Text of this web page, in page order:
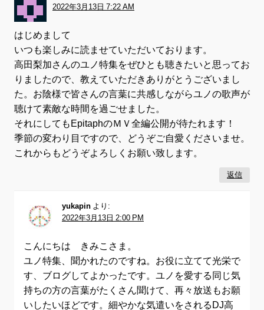
2022年3月13日 7:22 AM
はじめまして
いつも楽しみに読ませていただいております。
高田梨加さんのユノ特集をぜひとも聴きたいと思ってお
りましたので、教えていただきありがとうございまし
た。お陰様で皆さんの言葉に共感しながらユノの歌声が
聴けて素敵な時間を過ごせました。
それにしてもEpitaphのＭＶ全編公開が待たれます！
季節の変わり目ですので、どうぞご自愛くださいませ。
これからもどうぞよろしくお願い致します。
返信
yukapin より:
2022年3月13日 2:00 PM
こんにちは きみこさま。
ユノ特集、聞かれたのですね。お役に立てて光栄で
す、ブログしてよかったです。ユノを愛する同じ気
持ちの方の言葉がたくさん聞けて、再々放送もお願
いしたいほどです。細やかな気遣いをされるDJ高